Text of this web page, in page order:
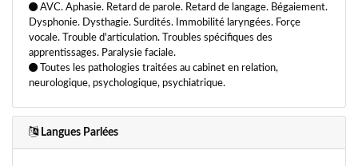
AVC. Aphasie. Retard de parole. Retard de langage. Bégaiement.
Dysphonie. Dysthagie. Surdités. Immobilité laryngées. Forçe
vocale. Trouble d'articulation. Troubles spécifiques des
apprentissages. Paralysie faciale.
Toutes les pathologies traitées au cabinet en relation,
neurologique, psychologique, psychiatrique.
Langues Parlées